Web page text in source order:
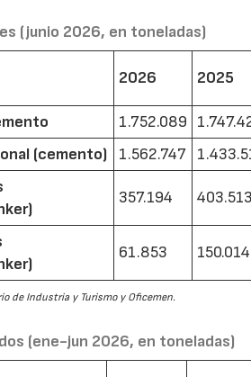
(junio 2026, en toneladas)
2026 2025
1.752.089
(cemento)
1.562.747
357.194
61.853 150.014
de Industria y Turismo y Oficemen.
(ene-jun 2026, en toneladas)